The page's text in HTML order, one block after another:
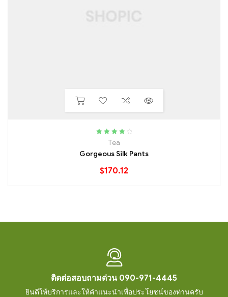
RatedTea
Gorgeous Silk Pants
$170.12
ติดต่อสอบถามด่วน 090-971-4445
ยินดีให้บริการและให้คำแนะนำเพื่อประโยชน์ของท่านครับ